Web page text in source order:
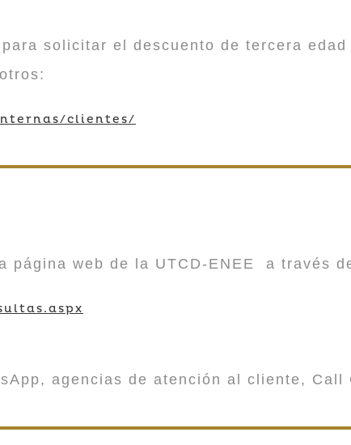
solicitar el descuento de tercera
clientes/
web de la UTCD-ENEE a través
agencias de atención al cliente,